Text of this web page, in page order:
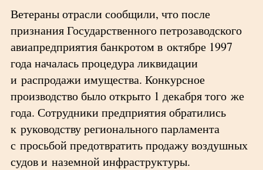
Ветераны отрасли сообщили, что после
признания Государственного петрозаводского
авиапредприятия банкротом в октябре 1997
года началась процедура ликвидации
и распродажи имущества. Конкурсное
производство было открыто 1 декабря того же
года. Сотрудники предприятия обратились
к руководству регионального парламента
с просьбой предотвратить продажу воздушных
судов и наземной инфраструктуры.